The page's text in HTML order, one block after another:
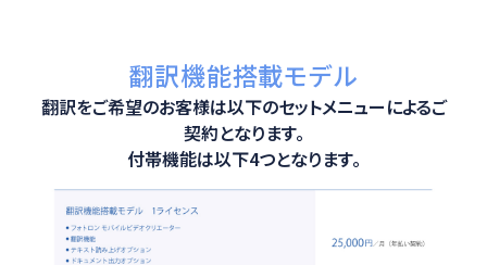
翻訳機能搭載モデル
翻訳をご希望のお客様は以下のセットメニューによるご
契約となります。
付帯機能は以下4つとなります。